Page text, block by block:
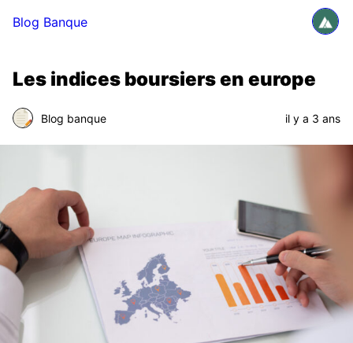
Blog Banque
Les indices boursiers en europe
Blog banque il y a 3 ans